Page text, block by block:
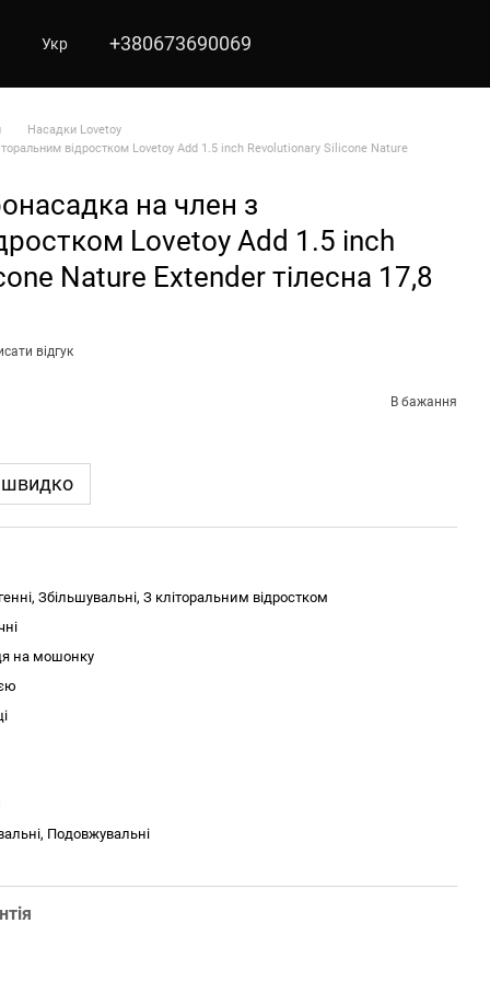
Укр +380673690069
Насадки Lovetoy
відростком Lovetoy Add 1.5 inch Revolutionary Silicone Nature
на член з
Lovetoy Add 1.5 inch
Nature Extender тілесна 17,8
відгук
В бажання
Збільшувальні, З кліторальним відростком
на мошонку
Подовжувальні